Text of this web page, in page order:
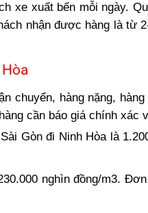
xe xuất bến mỗi ngày.
nhận được hàng là từ
chuyển, hàng nặng,
cần báo giá chính xác
Gòn đi Ninh Hòa là
nghìn đồng/m3.